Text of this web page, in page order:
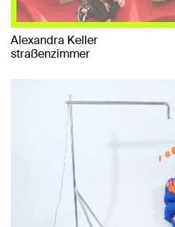
Alexandra Keller
straßenzimmer